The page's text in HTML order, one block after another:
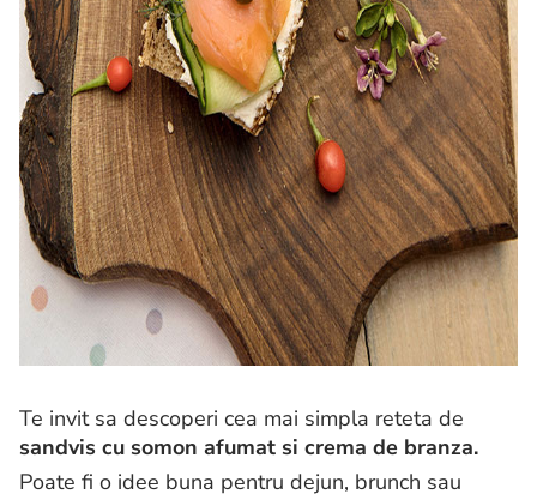
Te invit sa descoperi cea mai simpla reteta de
sandvis cu somon afumat si crema de branza.
Poate fi o idee buna pentru dejun, brunch sau